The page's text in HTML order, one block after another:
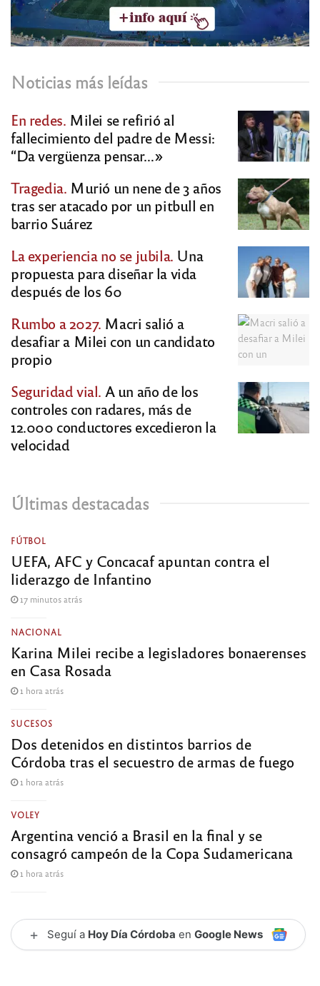
Noticias más leídas
En redes. Milei se refirió al
fallecimiento del padre de Messi:
“Da vergüenza pensar…»
Tragedia. Murió un nene de 3 años
tras ser atacado por un pitbull en
barrio Suárez
La experiencia no se jubila. Una
propuesta para diseñar la vida
después de los 60
Rumbo a 2027. Macri salió a
desafiar a Milei con un candidato
propio
Seguridad vial. A un año de los
controles con radares, más de
12.000 conductores excedieron la
velocidad
Últimas destacadas
FÚTBOL
UEFA, AFC y Concacaf apuntan contra el
liderazgo de Infantino
17 minutos atrás
NACIONAL
Karina Milei recibe a legisladores bonaerenses
en Casa Rosada
1 hora atrás
SUCESOS
Dos detenidos en distintos barrios de
Córdoba tras el secuestro de armas de fuego
1 hora atrás
VOLEY
Argentina venció a Brasil en la final y se
consagró campeón de la Copa Sudamericana
1 hora atrás
+ Seguí a Hoy Día Córdoba en Google News